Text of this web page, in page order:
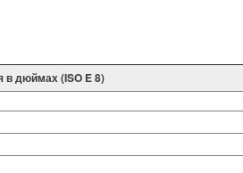
в дюймах (ISO E 8)